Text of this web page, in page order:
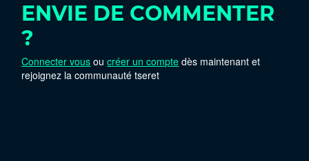
ENVIE DE COMMENTER
?
Connecter vous oucréer un compte dès maintenant et
rejoignez la communauté tseret